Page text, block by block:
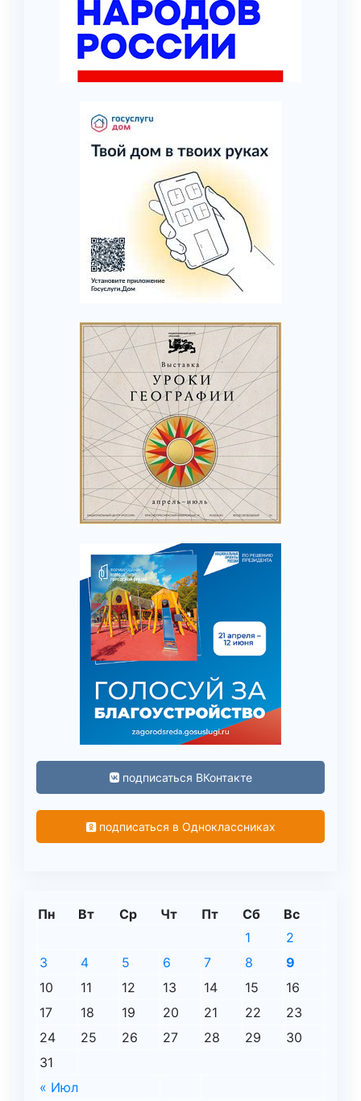
подписаться ВКонтакте
подписаться в Одноклассниках
Пн Вт Ср Чт Пт Сб Вс
« Июл
1
2
3
4 5 6 7 8
9
10
11 12 13 14 15
16
17
18 19 20 21 22
23
24
25 26 27 28 29
30
31